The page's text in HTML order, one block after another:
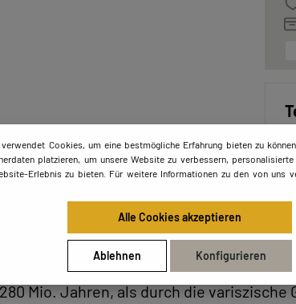
Struktur, die in weißen und
Mio. Jahren, als durch die
Cookies, um eine bestmögliche Erfahrung bieten zu
platzieren, um unsere Website zu verbessern,
Erlebnis zu bieten. Für weitere Informationen zu den von uns
Alle Cookies akzeptieren
Ablehnen Konfigurieren